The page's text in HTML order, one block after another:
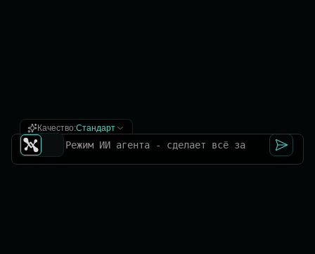
Качество:Стандарт